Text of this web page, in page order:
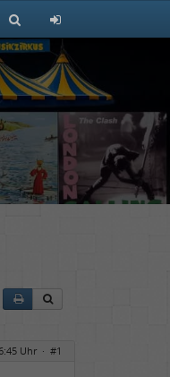
Uhr · #1